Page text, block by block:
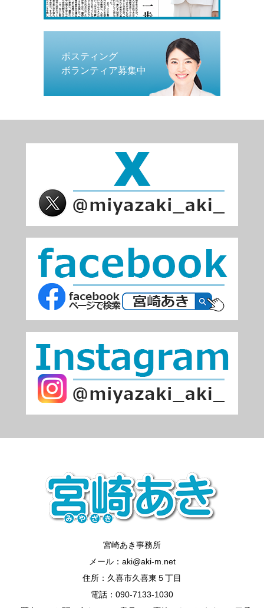
ポスティング
ボランティア募集中
宮崎あき事務所
メール：aki@aki-m.net
住所：久喜市久喜東５丁目
電話：090-7133-1030